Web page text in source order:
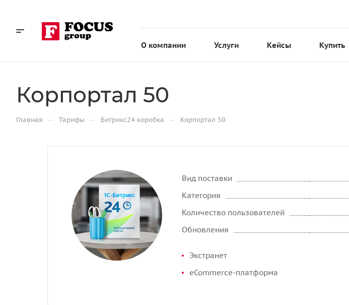
О компании Услуги Кейсы Купить
Корпортал 50
Главная — Тарифы — Битрикс24 коробка — Корпортал 50
Вид поставки
Категория
Количество пользователей
Обновления
Экстранет
eCommerce-платформа